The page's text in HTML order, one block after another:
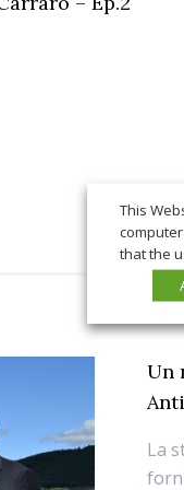
Un
La
This
that the